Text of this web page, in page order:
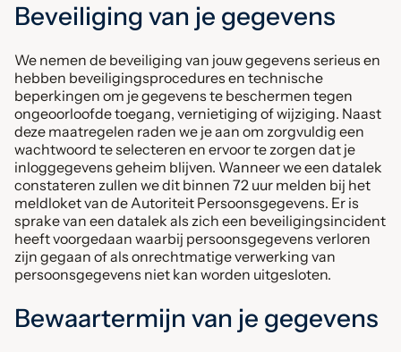
Beveiliging van je gegevens
We nemen de beveiliging van jouw gegevens serieus en
hebben beveiligingsprocedures en technische
beperkingen om je gegevens te beschermen tegen
ongeoorloofde toegang, vernietiging of wijziging. Naast
deze maatregelen raden we je aan om zorgvuldig een
wachtwoord te selecteren en ervoor te zorgen dat je
inloggegevens geheim blijven. Wanneer we een datalek
constateren zullen we dit binnen 72 uur melden bij het
meldloket van de Autoriteit Persoonsgegevens. Er is
sprake van een datalek als zich een beveiligingsincident
heeft voorgedaan waarbij persoonsgegevens verloren
zijn gegaan of als onrechtmatige verwerking van
persoonsgegevens niet kan worden uitgesloten.
Bewaartermijn van je gegevens